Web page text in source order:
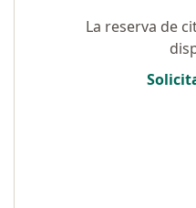
La reserva de